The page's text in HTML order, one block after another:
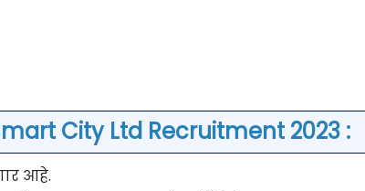
City Ltd Recruitment 2023 :
आहे.